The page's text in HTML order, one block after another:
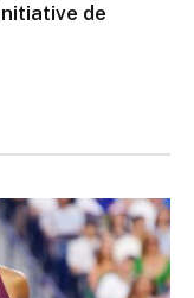
de